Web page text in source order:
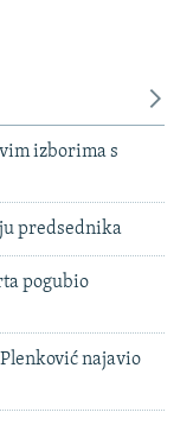
izborima s
predsednika
pogubio
najavio